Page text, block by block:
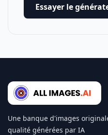
Essayer le
Une banque d'images
qualité générées par IA